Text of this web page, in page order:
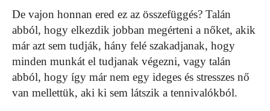
De vajon honnan ered ez az összefüggés? Talán
abból, hogy elkezdik jobban megérteni a nőket, akik
már azt sem tudják, hány felé szakadjanak, hogy
minden munkát el tudjanak végezni, vagy talán
abból, hogy így már nem egy ideges és stresszes nő
van mellettük, aki ki sem látszik a tennivalókból.